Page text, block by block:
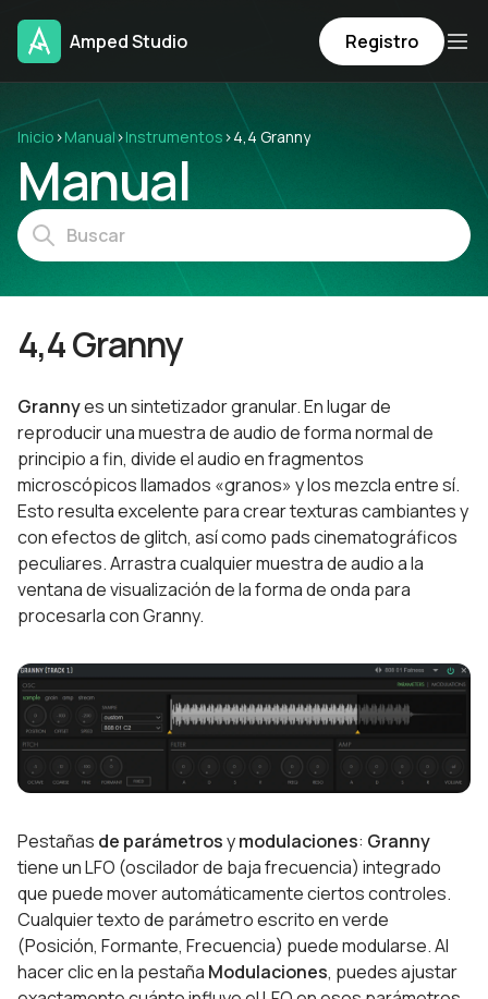
Amped Studio Registro
Inicio›Manual›Instrumentos ›4,4 Granny
Manual
4,4 Granny
Grannyes un sintetizador granular. En lugar de
reproducir una muestra de audio de forma normal de
principio a fin, divide el audio en fragmentos
microscópicos llamados «granos» y los mezcla entre sí.
Esto resulta excelente para crear texturas cambiantes y
con efectos de glitch, así como pads cinematográficos
peculiares. Arrastra cualquier muestra de audio a la
ventana de visualización de la forma de onda para
procesarla con Granny.
Pestañas de parámetrosymodulaciones: Granny
tiene un LFO (oscilador de baja frecuencia) integrado
que puede mover automáticamente ciertos controles.
Cualquier texto de parámetro escrito en verde
(Posición, Formante, Frecuencia) puede modularse. Al
hacer clic en la pestaña Modulaciones, puedes ajustar